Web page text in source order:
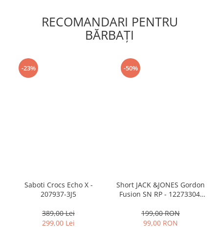
RECOMANDARI PENTRU
BĂRBAŢI
-23%
Saboti Crocs Echo X -
207937-3J5
389,00 Lei
299,00 Lei
-50%
Short JACK &JONES Gordon
Fusion SN RP - 12273304-
199,00 RON
99,00 RON